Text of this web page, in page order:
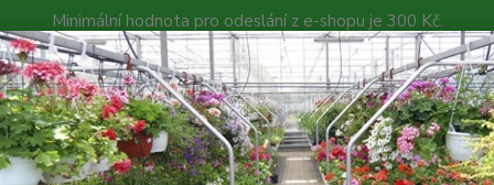
Minimální hodnota pro odeslání z e-shopu je 300 Kč.
můžete čekat nejpozději v následujícím týdnu po přijetí
Poradna Kontakty
Hledat